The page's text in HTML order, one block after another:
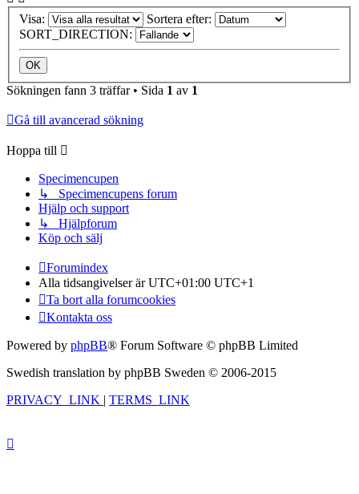
Visa:
Sortera efter:
SORT_DIRECTION:
Sökningen fann 3 träffar • Sida 1 av 1
Gå till avancerad sökning
Hoppa till
Specimencupen
↳ Specimencupens forum
Hjälp och support
↳ Hjälpforum
Köp och sälj
Forumindex
Alla tidsangivelser är UTC+01:00 UTC+1
Ta bort alla forumcookies
Kontakta oss
Powered by phpBB® Forum Software © phpBB Limited
Swedish translation by phpBB Sweden © 2006-2015
PRIVACY_LINK
TERMS_LINK